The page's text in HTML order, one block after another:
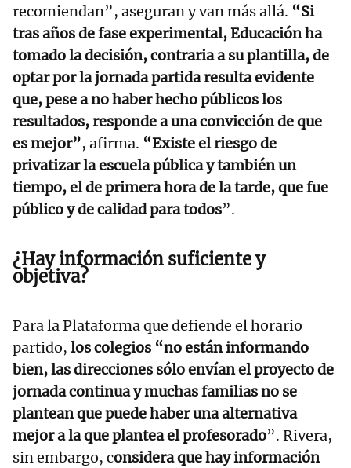
recomiendan”, aseguran y van más allá. “Si
tras años de fase experimental, Educación ha
tomado la decisión, contraria a su plantilla, de
optar por la jornada partida resulta evidente
que, pese a no haber hecho públicos los
resultados, responde a una convicción de que
es mejor”, afirma. “Existe el riesgo de
privatizar la escuela pública y también un
tiempo, el de primera hora de la tarde, que fue
público y de calidad para todos”.
¿Hay información suficiente y
objetiva?
Para la Plataforma que defiende el horario
partido, los colegios “no están informando
bien, las direcciones sólo envían el proyecto de
jornada continua y muchas familias no se
plantean que puede haber una alternativa
mejor a la que plantea el profesorado”. Rivera,
sin embargo, considera que hay información